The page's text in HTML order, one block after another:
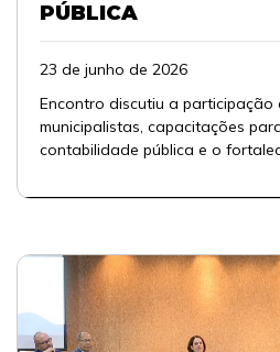
PÚBLICA
23 de junho de 2026
Encontro discutiu a participação
municipalistas, capacitações
contabilidade pública e o